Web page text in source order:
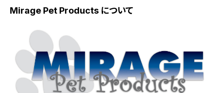
Mirage Pet Products について